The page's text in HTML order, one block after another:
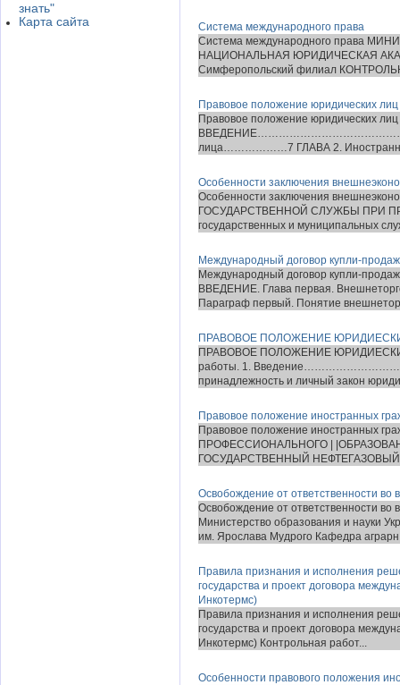
знать"
Карта сайта
Система международного права
Система международного права
НАЦИОНАЛЬНАЯ ЮРИДИЧЕСКАЯ
Симферопольский филиал
Правовое положение юридических
Правовое положение юридических
лица………………7 ГЛАВА 2.
Особенности заключения
Особенности заключения
ГОСУДАРСТВЕННОЙ СЛУЖБЫ ПРИ
государственных и муниципальных
Международный договор купли-
Международный договор купли-
ВВЕДЕНИЕ. Глава первая.
Параграф первый. Понятие
ПРАВОВОЕ ПОЛОЖЕНИЕ
ПРАВОВОЕ ПОЛОЖЕНИЕ
работы. 1.
принадлежность и личный
Правовое положение иностранных
Правовое положение иностранных
ПРОФЕССИОНАЛЬНОГО |
ГОСУДАРСТВЕННЫЙ НЕФТЕГАЗОВЫЙ
Освобождение от ответственности
Освобождение от ответственности
Министерство образования и науки
им. Ярослава Мудрого Кафедра
Правила признания и исполнения
государства и проект договора
Инкотермс)
Правила признания и исполнения
государства и проект договора
Инкотермс) Контрольная работ...
Особенности правового положения